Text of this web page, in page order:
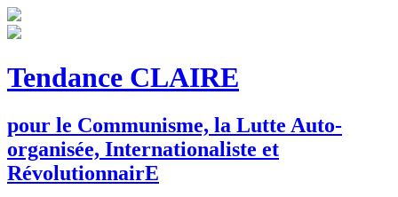
Tendance CLAIRE
pour le Communisme, la Lutte Auto-
organisée, Internationaliste et
RévolutionnairE